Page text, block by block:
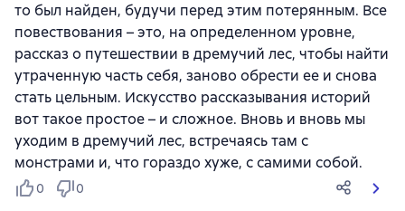
то был найден, будучи перед этим потерянным. Все
повествования – это, на определенном уровне,
рассказ о путешествии в дремучий лес, чтобы найти
утраченную часть себя, заново обрести ее и снова
стать цельным. Искусство рассказывания историй
вот такое простое – и сложное. Вновь и вновь мы
уходим в дремучий лес, встречаясь там с
монстрами и, что гораздо хуже, с самими собой.
0 0